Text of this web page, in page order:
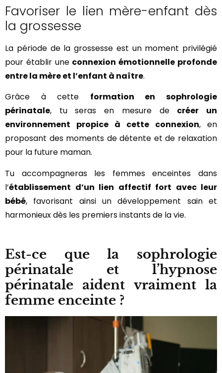
Favoriser le lien mère-enfant dès
la grossesse
La période de la grossesse est un moment privilégié
pour établir une connexion émotionnelle profonde
entre la mère et l’enfant à naître.
Grâce à cette formation en sophrologie
périnatale, tu seras en mesure de créer un
environnement propice à cette connexion, en
proposant des moments de détente et de relaxation
pour la future maman.
Tu accompagneras les femmes enceintes dans
l’établissement d’un lien affectif fort avec leur
bébé, favorisant ainsi un développement sain et
harmonieux dès les premiers instants de la vie.
Est-ce que la sophrologie
périnatale et l’hypnose
périnatale aident vraiment la
femme enceinte ?